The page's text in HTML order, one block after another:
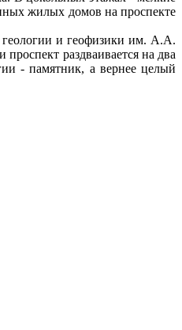
жилых домов на проспекте
и геофизики им. А.А.
раздваивается на два
- памятник, а вернее целый